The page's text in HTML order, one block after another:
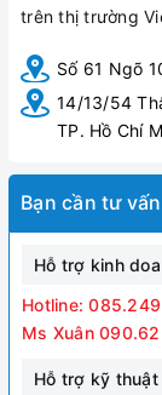
trên thị trường
Số 61 Ngõ
14/13/54
TP. Hồ Chí
Bạn cần tư
Hỗ trợ kinh
Hotline:
Ms Xuân
Hỗ trợ kỹ thuật